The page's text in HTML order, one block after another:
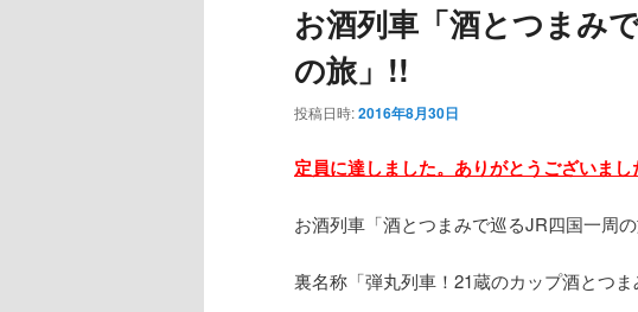
お酒列車「酒とつまみ
の旅」!!
投稿日時:2016年8月30日
定員に達しました。ありがとうございまし
お酒列車「酒とつまみで巡るJR四国一周
裏名称「弾丸列車！21蔵のカップ酒とつ